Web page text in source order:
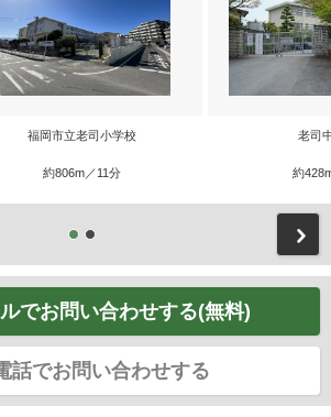
福岡市立老司小学校
約806m／11分
老司
約
でお問い合わせする(無料)
話でお問い合わせする